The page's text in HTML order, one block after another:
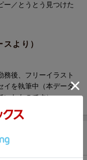
ー／とうとう見つけた
より）
務後、フリーイラスト
イを執筆中（本データ
いたものです）